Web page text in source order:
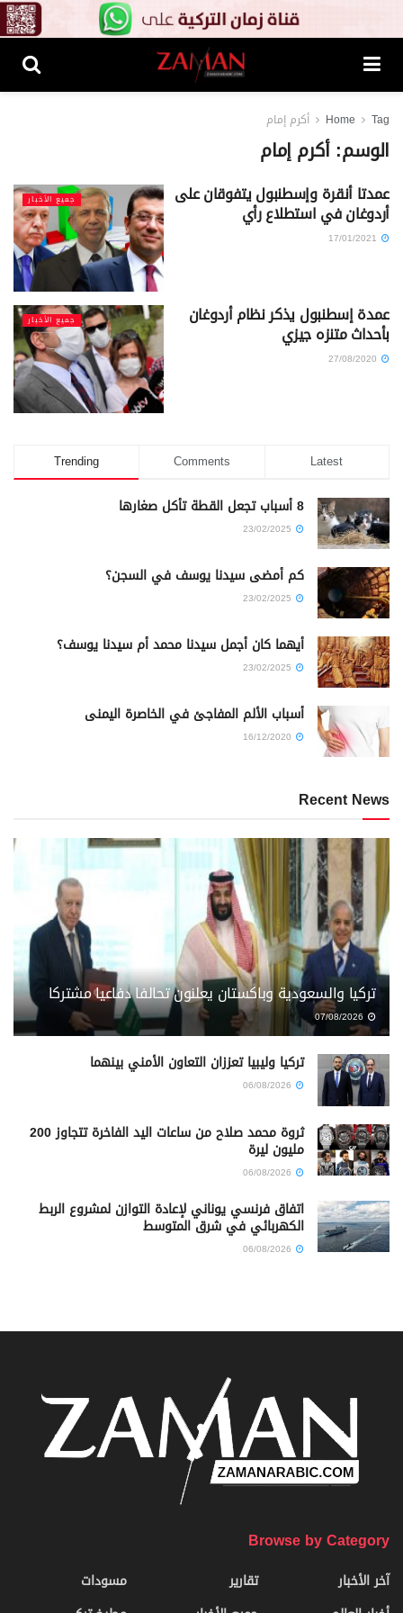
Home Tag أكرم إمام
الوسم:أكرم إمام
جميع الأخبار عمدتا أنقرة وإسطنبول يتفوقان على
أردوغان في استطلاع رأي
جميع الأخبار عمدة إسطنبول يذكر نظام أردوغان
بأحداث متنزه جيزي
Trending Comments Latest
8 أسباب تجعل القطة تأكل صغارها
كم أمضى سيدنا يوسف في السجن؟
أيهما كان أجمل سيدنا محمد أم سيدنا يوسف؟
أسباب الألم المفاجئ في الخاصرة اليمنى
Recent News
تركيا والسعودية وباكستان يعلنون تحالفا دفاعيا مشتركا
تركيا وليبيا تعززان التعاون الأمني بينهما
ثروة محمد صلاح من ساعات اليد الفاخرة تتجاوز 200
مليون ليرة
اتفاق فرنسي يوناني لإعادة التوازن لمشروع الربط
الكهربائي في شرق المتوسط
Browse by Category
آخر الأخبار
تقارير
مسودات